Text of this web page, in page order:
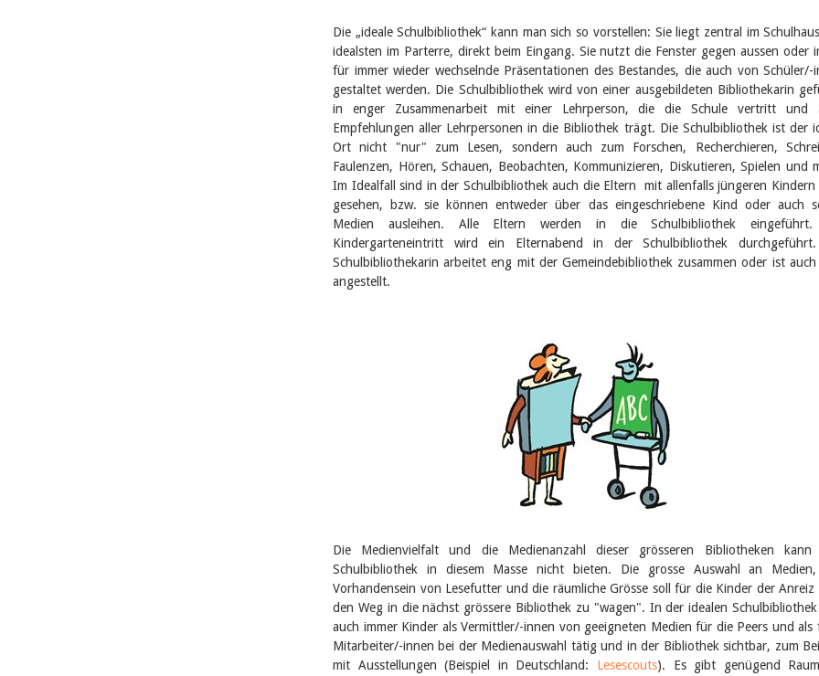
Die „ideale Schulbibliothek“ kann man sich so vorstellen: Sie liegt zentral im
idealsten im Parterre, direkt beim Eingang. Sie nutzt die Fenster gegen aussen oder
für immer wieder wechselnde Präsentationen des Bestandes, die auch von Schüler/-
gestaltet werden. Die Schulbibliothek wird von einer ausgebildeten Bibliothekarin
in enger Zusammenarbeit mit einer Lehrperson, die die Schule vertritt und
Empfehlungen aller Lehrpersonen in die Bibliothek trägt. Die Schulbibliothek ist der
Ort nicht "nur" zum Lesen, sondern auch zum Forschen, Recherchieren,
Faulenzen, Hören, Schauen, Beobachten, Kommunizieren, Diskutieren, Spielen und
Im Idealfall sind in der Schulbibliothek auch die Eltern mit allenfalls jüngeren Kindern
gesehen, bzw. sie können entweder über das eingeschriebene Kind oder auch
Medien ausleihen. Alle Eltern werden in die Schulbibliothek
Kindergarteneintritt wird ein Elternabend in der Schulbibliothek
Schulbibliothekarin arbeitet eng mit der Gemeindebibliothek zusammen oder ist
angestellt.
Die Medienvielfalt und die Medienanzahl dieser grösseren Bibliotheken kann
Schulbibliothek in diesem Masse nicht bieten. Die grosse Auswahl an
Vorhandensein von Lesefutter und die räumliche Grösse soll für die Kinder der Anreiz
den Weg in die nächst grössere Bibliothek zu "wagen". In der idealen Schulbibliothek
auch immer Kinder als Vermittler/-innen von geeigneten Medien für die Peers und als
Mitarbeiter/-innen bei der Medienauswahl tätig und in der Bibliothek sichtbar, zum
mit Ausstellungen (Beispiel in Deutschland: Lesescouts). Es gibt genügend